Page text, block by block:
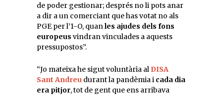
de poder gestionar; després no li pots anar
a dir a un comerciant que has votat no als
PGE per l’1-O, quanles ajudes dels fons
europeus vindran vinculades a aquests
pressupostos”.
“Jo mateixa he sigut voluntària al DISA
Sant Andreu durant la pandèmia i cada dia
era pitjor, tot de gent que ens arribava